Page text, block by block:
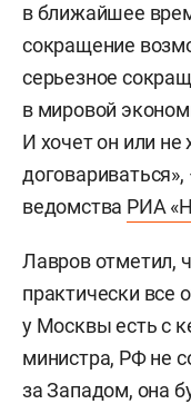
в ближайшее
сокращение
серьезное
в мировой
И хочет он или не
ведомства РИА
Лавров отметил,
практически все
у Москвы есть с
министра, РФ не
за Западом, она